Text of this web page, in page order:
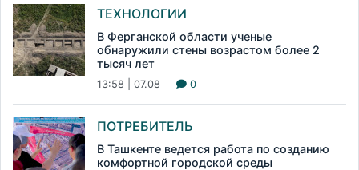
ТЕХНОЛОГИИ
В Ферганской области ученые
обнаружили стены возрастом более 2
тысяч лет
13:58 | 07.08 0
ПОТРЕБИТЕЛЬ
В Ташкенте ведется работа по созданию
комфортной городской среды